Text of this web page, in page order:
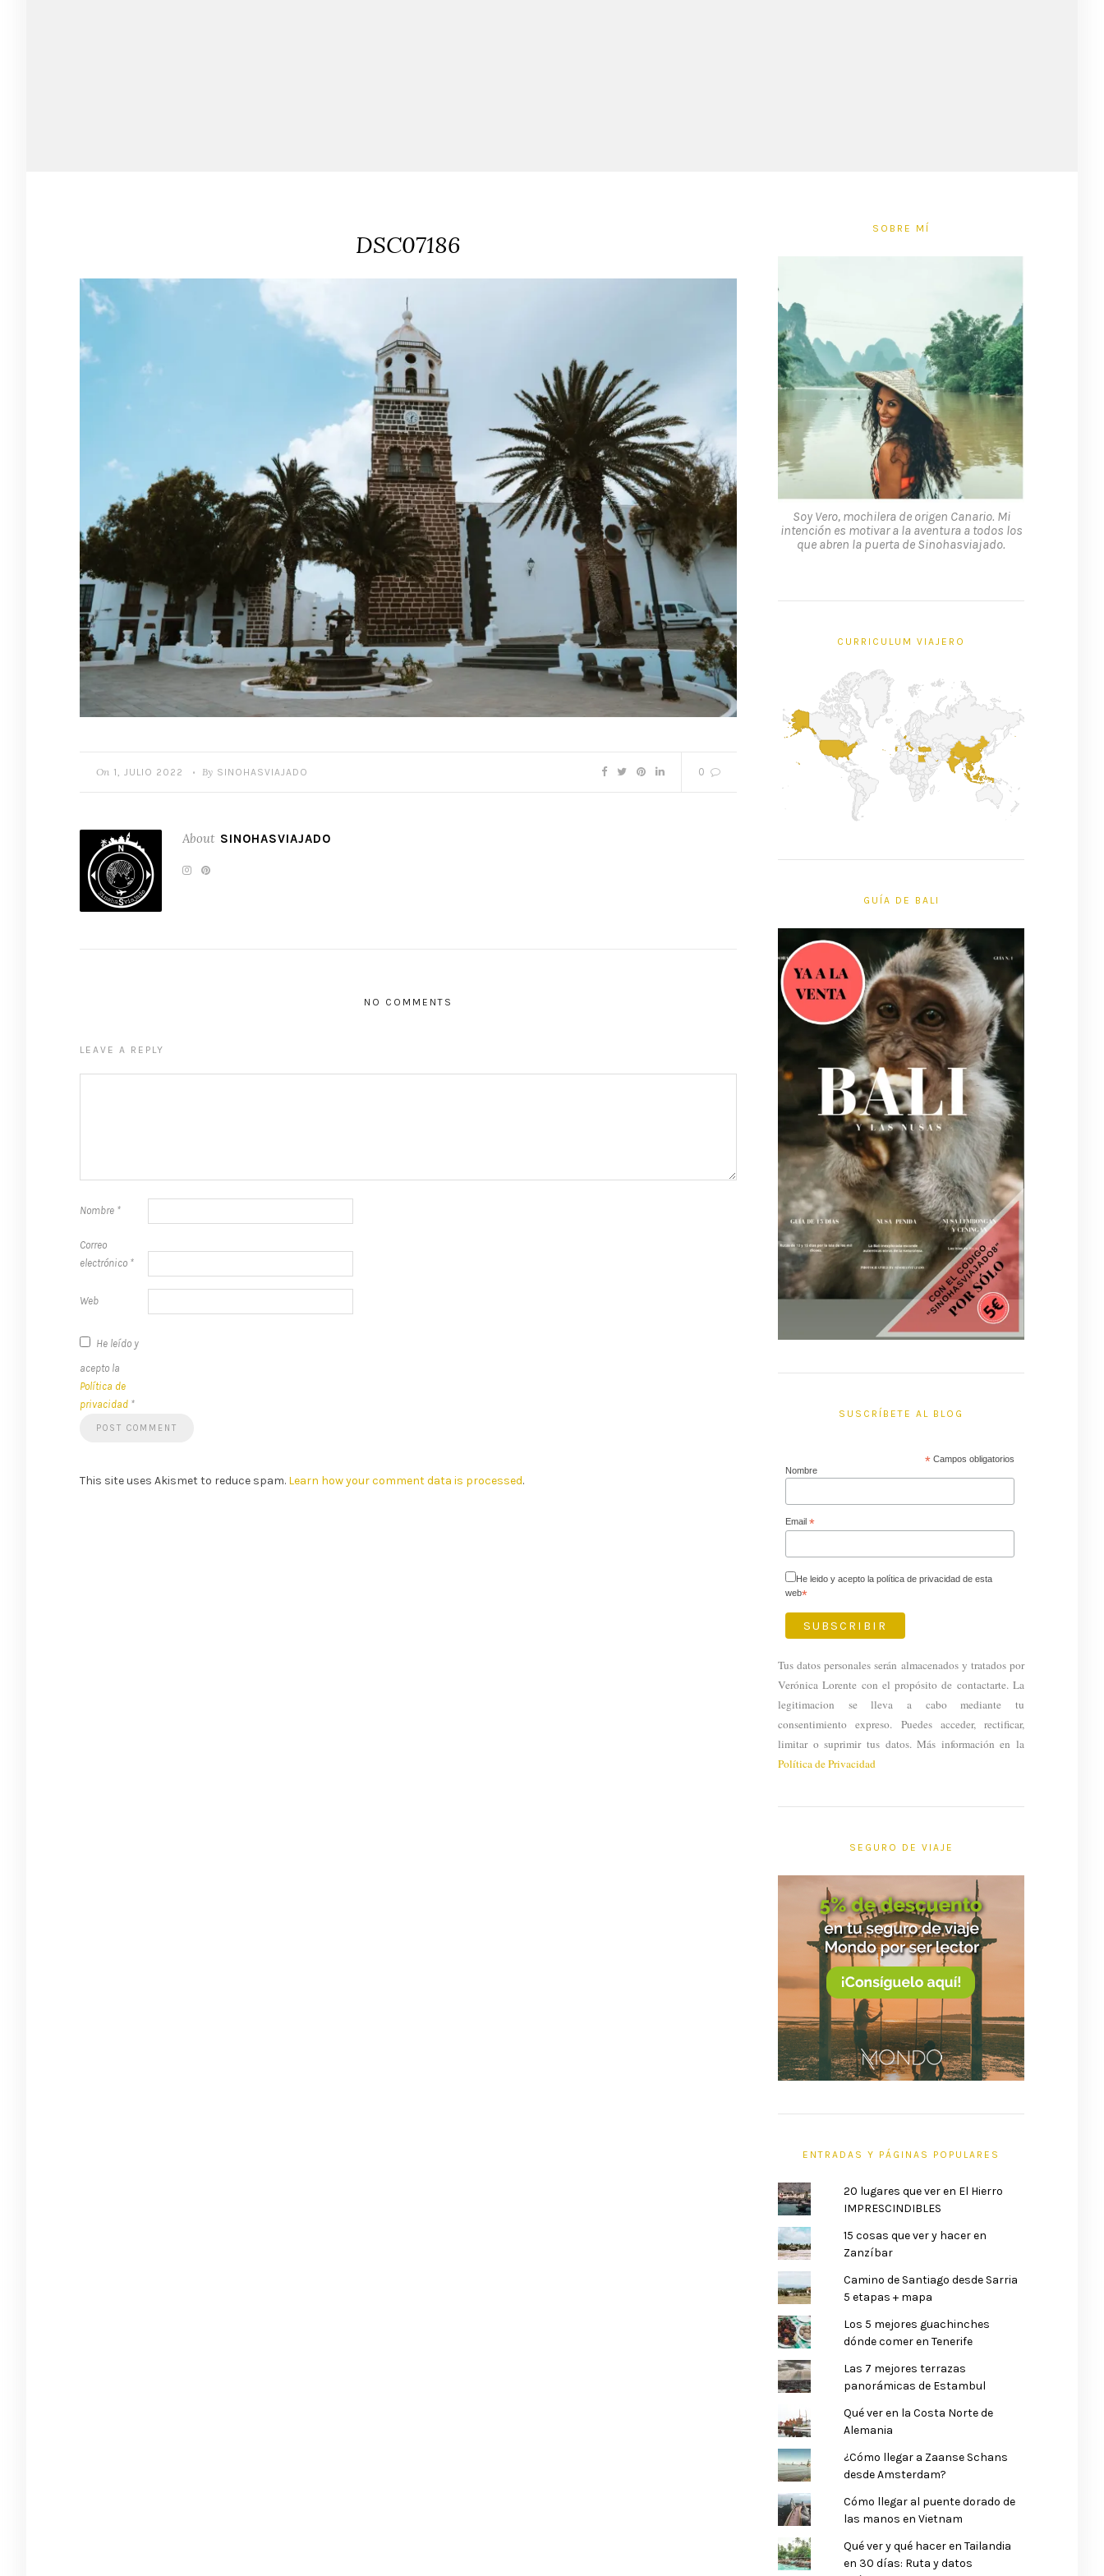
DSC07186
On 1, JULIO 2022 • By SINOHASVIAJADO 0
About SINOHASVIAJADO
NO COMMENTS
LEAVE A REPLY
Nombre *
Correo
electrónico *
Web
He leído y
acepto la
Política de
privacidad *
This site uses Akismet to reduce spam. Learn how your comment data is processed.
SOBRE MÍ
Soy Vero, mochilera de origen Canario. Mi
intención es motivar a la aventura a todos los
que abren la puerta de Sinohasviajado.
CURRICULUM VIAJERO
GUÍA DE BALI
SUSCRÍBETE AL BLOG
* Campos obligatorios
Nombre
Email *
He leido y acepto la política de privacidad de esta
web*
Tus datos personales serán almacenados y tratados por
Verónica Lorente con el propósito de contactarte. La
legitimacion se lleva a cabo mediante tu
consentimiento expreso. Puedes acceder, rectificar,
limitar o suprimir tus datos. Más información en la
Política de Privacidad
SEGURO DE VIAJE
ENTRADAS Y PÁGINAS POPULARES
20 lugares que ver en El Hierro
IMPRESCINDIBLES
15 cosas que ver y hacer en
Zanzíbar
Camino de Santiago desde Sarria
5 etapas + mapa
Los 5 mejores guachinches
dónde comer en Tenerife
Las 7 mejores terrazas
panorámicas de Estambul
Qué ver en la Costa Norte de
Alemania
¿Cómo llegar a Zaanse Schans
desde Amsterdam?
Cómo llegar al puente dorado de
las manos en Vietnam
Qué ver y qué hacer en Tailandia
en 30 días: Ruta y datos